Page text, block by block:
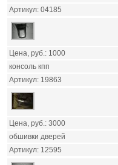
04185
1000
консоль кпп
19863
3000
обшивки дверей
12595